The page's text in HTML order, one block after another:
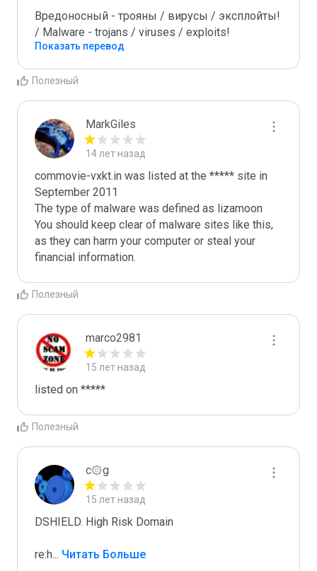
Вредоносный - трояны / вирусы / эксплойты!
/ Malware - trojans / viruses / exploits!
Показать перевод
Полезный
MarkGiles
14 лет назад
commovie-vxkt.in was listed at the ***** site in
September 2011
The type of malware was defined as lizamoon
You should keep clear of malware sites like this,
as they can harm your computer or steal your
Полезный
marco2981
15 лет назад
listed on *****
Полезный
c۞g
15 лет назад
DSHIELD. High Risk Domain
re:h... Читать Больше